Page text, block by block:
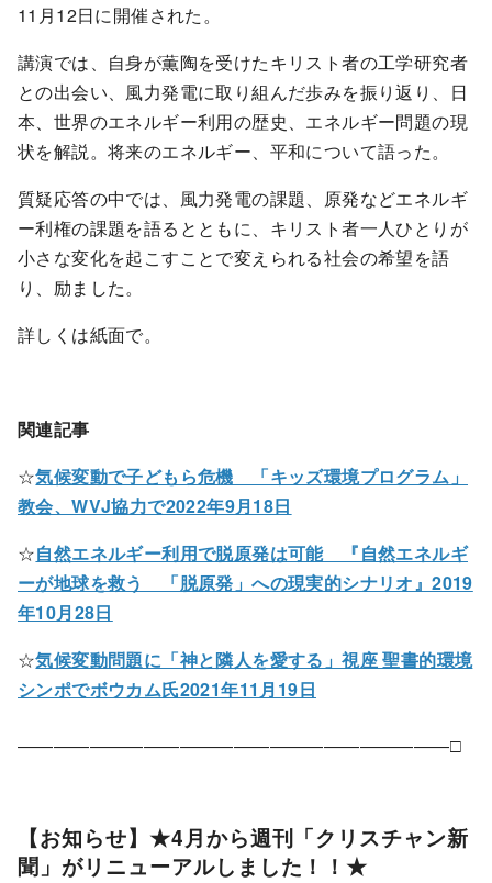
11月12日に開催された。
講演では、自身が薫陶を受けたキリスト者の工学研究者
との出会い、風力発電に取り組んだ歩みを振り返り、日
本、世界のエネルギー利用の歴史、エネルギー問題の現
状を解説。将来のエネルギー、平和について語った。
質疑応答の中では、風力発電の課題、原発などエネルギ
ー利権の課題を語るとともに、キリスト者一人ひとりが
小さな変化を起こすことで変えられる社会の希望を語
り、励ました。
詳しくは紙面で。
関連記事
☆気候変動で子どもら危機 「キッズ環境プログラム」
教会、WVJ協力で2022年9月18日
☆自然エネルギー利用で脱原発は可能 『自然エネルギ
ーが地球を救う 「脱原発」への現実的シナリオ』2019
年10月28日
☆気候変動問題に「神と隣人を愛する」視座 聖書的環境
シンポでボウカム氏2021年11月19日
――――――――――――――――――――――――□
【お知らせ】★4月から週刊「クリスチャン新
聞」がリニューアルしました！！★